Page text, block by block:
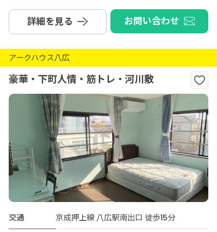
詳細を見る お問い合わせ
アークハウス八広
豪華・下町人情・筋トレ・河川敷
交通
京成押上線 八広駅南出口 徒歩15分